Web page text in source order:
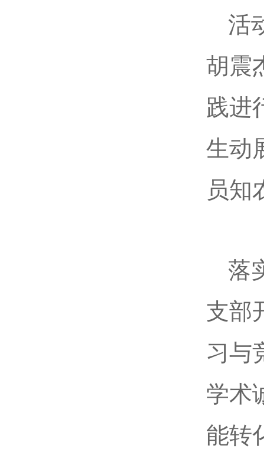
活
胡震
践进
生动
员知
落
支部
习与
学术
能转